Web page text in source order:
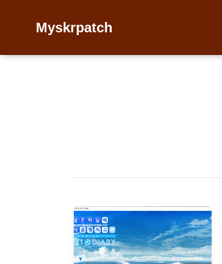
Myskrpatch